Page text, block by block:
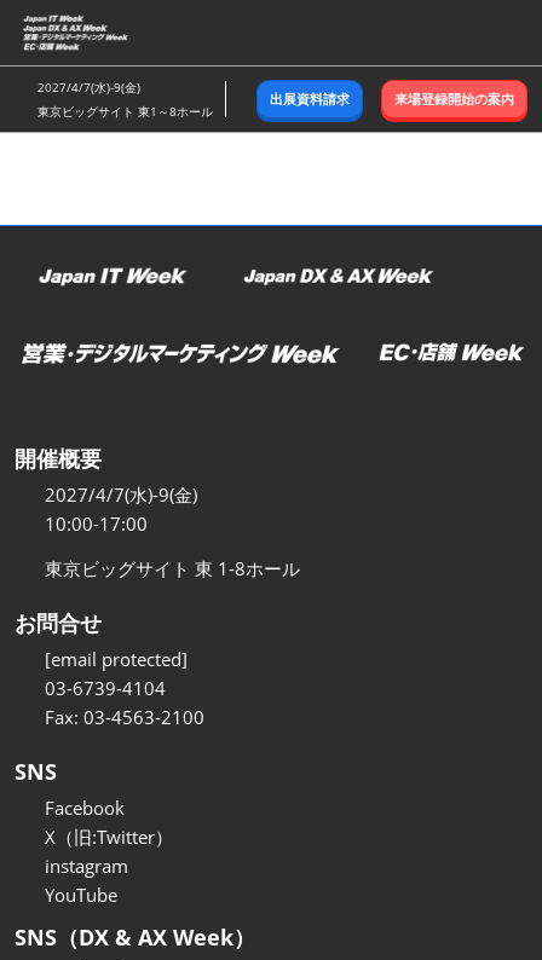
ス
キ
ッ
し
む
2027/4/7(水)-9(金)
東京ビッグサイト 東1～8ホール
出展資料請求 来場登録開始の案内
開催概要
2027/4/7(水)-9(金)
10:00-17:00
東京ビッグサイト 東 1-8ホール
お問合せ
[email protected]
03-6739-4104
Fax: 03-4563-2100
SNS
Facebook
X（旧:Twitter）
instagram
YouTube
SNS（DX & AX Week）